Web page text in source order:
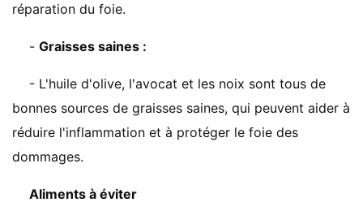
réparation du foie.
- Graisses saines :
- L'huile d'olive, l'avocat et les noix sont tous de
bonnes sources de graisses saines, qui peuvent aider à
réduire l'inflammation et à protéger le foie des
dommages.
Aliments à éviter